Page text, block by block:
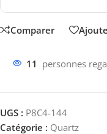
Comparer
11 personnes
UGS : P8C4-144
Catégorie : Quartz